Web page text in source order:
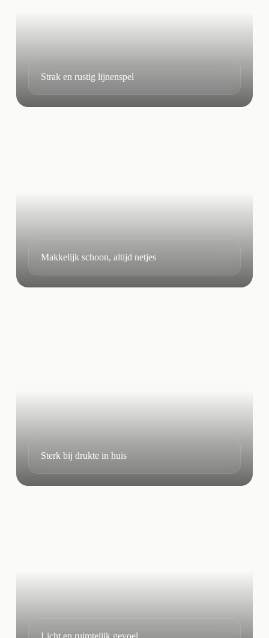
Strak en rustig lijnenspel
Makkelijk schoon, altijd netjes
Sterk bij drukte in huis
Licht en ruimtelijk gevoel